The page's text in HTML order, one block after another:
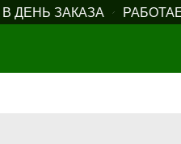
ДЕНЬ ЗАКАЗА